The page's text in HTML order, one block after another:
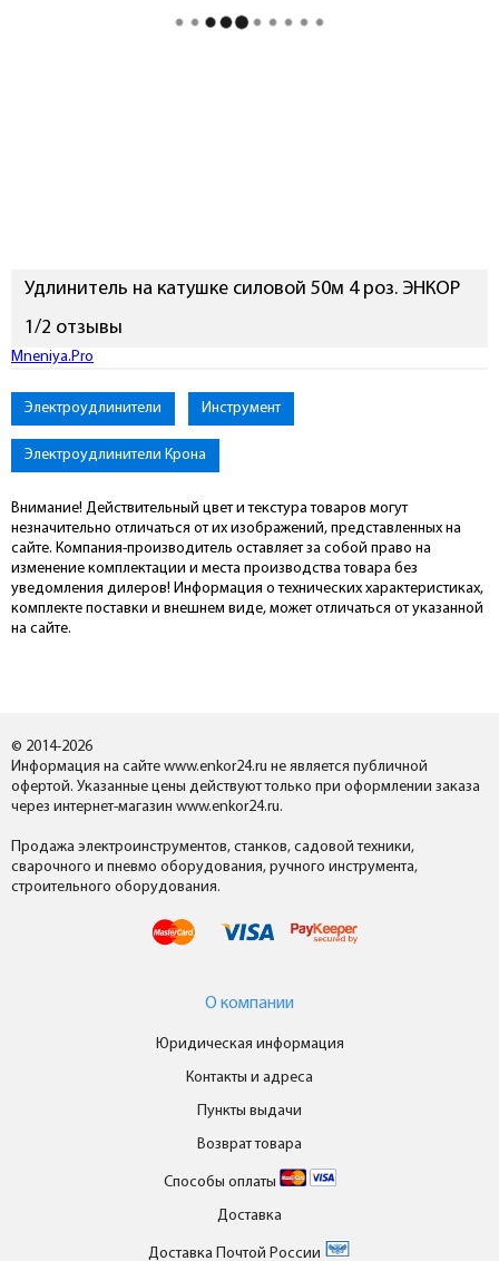
Удлинитель на катушке силовой 50м 4 роз. ЭНКОР
1/2 отзывы
Mneniya.Pro
Электроудлинители Инструмент
Электроудлинители Крона
Внимание! Действительный цвет и текстура товаров могут
незначительно отличаться от их изображений, представленных на
сайте. Компания-производитель оставляет за собой право на
изменение комплектации и места производства товара без
уведомления дилеров! Информация о технических характеристиках,
комплекте поставки и внешнем виде, может отличаться от указанной
на сайте.
© 2014-2026
Информация на сайте www.enkor24.ru не является публичной
офертой. Указанные цены действуют только при оформлении заказа
через интернет-магазин www.enkor24.ru.
Продажа электроинструментов, станков, садовой техники,
сварочного и пневмо оборудования, ручного инструмента,
строительного оборудования.
О компании
Юридическая информация
Контакты и адреса
Пункты выдачи
Возврат товара
Способы оплаты
Доставка
Доставка Почтой России